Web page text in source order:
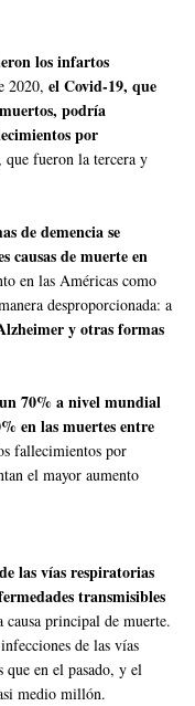
los infartos
2020, el Covid-19, que
podría
por
, que fueron la tercera y
de demencia se
causas de muerte en
en las Américas como
desproporcionada: a
y otras formas
70% a nivel mundial
en las muertes entre
fallecimientos por
el mayor aumento
las vías respiratorias
transmisibles
principal de muerte.
de las vías
en el pasado, y el
medio millón.